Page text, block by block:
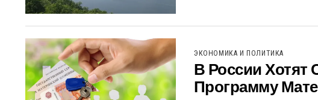
ЭКОНОМИКА И ПОЛИТИКА
В России Хотят
Программу